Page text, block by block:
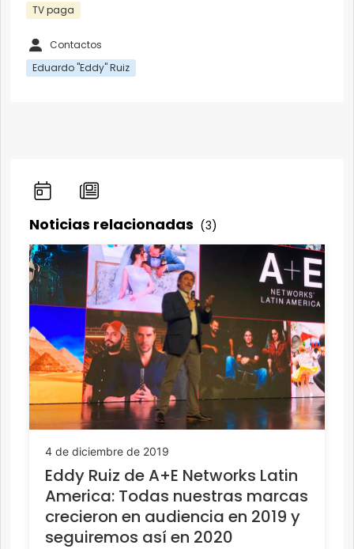
TV paga
Contactos
Eduardo "Eddy" Ruiz
Noticias relacionadas (3)
4 de diciembre de 2019
Eddy Ruiz de A+E Networks Latin
America: Todas nuestras marcas
crecieron en audiencia en 2019 y
seguiremos así en 2020